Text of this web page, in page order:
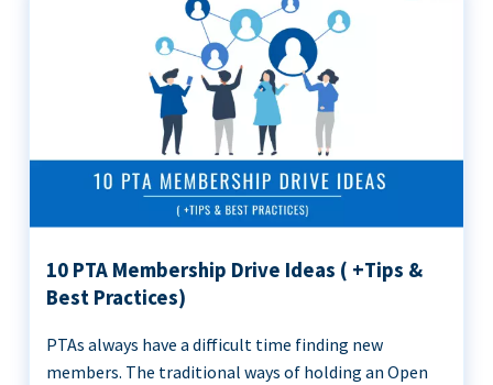
10 PTA Membership Drive Ideas ( +Tips &
Best Practices)
PTAs always have a difficult time finding new
members. The traditional ways of holding an Open